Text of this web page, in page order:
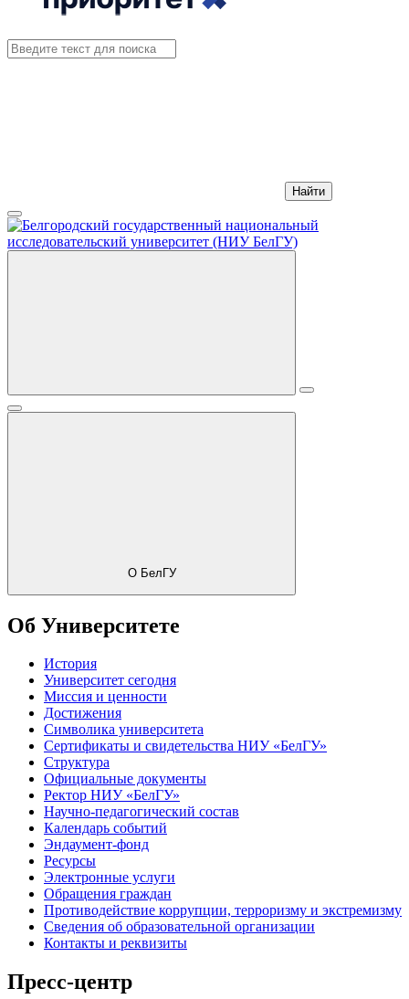
Найти
О БелГУ
Об Университете
История
Университет сегодня
Миссия и ценности
Достижения
Символика университета
Сертификаты и свидетельства НИУ «БелГУ»
Структура
Официальные документы
Ректор НИУ «БелГУ»
Научно-педагогический состав
Календарь событий
Эндаумент-фонд
Ресурсы
Электронные услуги
Обращения граждан
Противодействие коррупции, терроризму и экстремизму
Сведения об образовательной организации
Контакты и реквизиты
Пресс-центр